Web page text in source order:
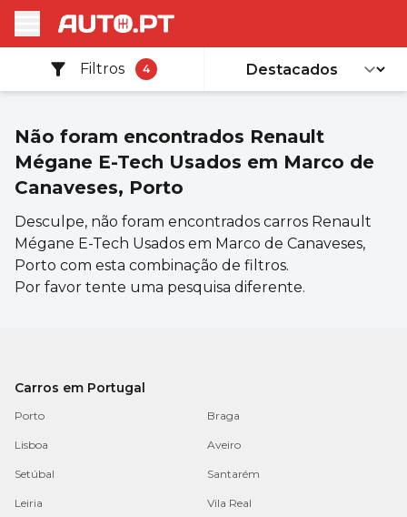
Filtros 4
Não foram encontrados Renault
Mégane E-Tech Usados em Marco de
Canaveses, Porto
Desculpe, não foram encontrados carros Renault
Mégane E-Tech Usados em Marco de Canaveses,
Porto com esta combinação de filtros.
Por favor tente uma pesquisa diferente.
Carros em Portugal
Porto Braga
Lisboa Aveiro
Setúbal Santarém
Leiria Vila Real